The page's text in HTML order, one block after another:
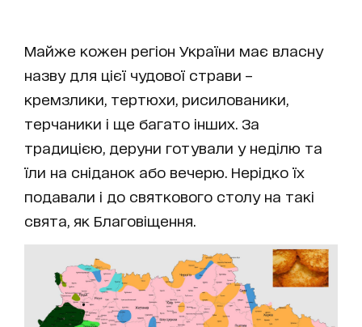
Майже кожен регіон України має власну
назву для цієї чудової страви –
кремзлики, тертюхи, рисилованики,
терчаники і ще багато інших. За
традицією, деруни готували у неділю та
їли на сніданок або вечерю. Нерідко їх
подавали і до святкового столу на такі
свята, як Благовіщення.